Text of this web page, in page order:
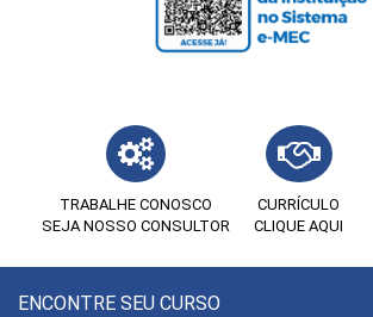
TRABALHE CONOSCO
SEJA NOSSO CONSULTOR
CURRÍCULO
CLIQUE AQUI
ENCONTRE SEU CURSO